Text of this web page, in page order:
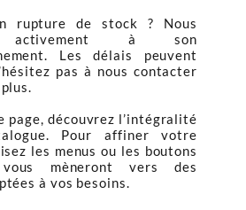
rupture de stock ? Nous
activement à son
Les délais peuvent
pas à nous contacter
page, découvrez l’intégralité
Pour affiner votre
les menus ou les boutons
mèneront vers des
à vos besoins.